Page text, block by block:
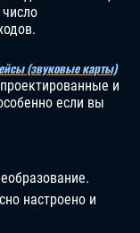
(звуковые карты)
и
если вы
настроено и